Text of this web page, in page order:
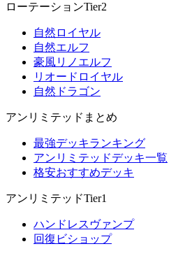
ローテーションTier2
自然ロイヤル
自然エルフ
豪風リノエルフ
リオードロイヤル
自然ドラゴン
アンリミテッドまとめ
最強デッキランキング
アンリミテッドデッキ一覧
格安おすすめデッキ
アンリミテッドTier1
ハンドレスヴァンプ
回復ビショップ